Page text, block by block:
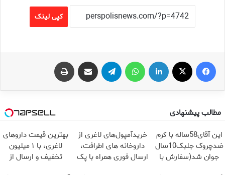
کپی لینک
فیس بوک لینکدین تلگرام اشتراک گذاری از طریق ایمیل
مطالب پیشنهادی
این آقای58ساله با کرم
ضدچروک جلبک10سال
جوان شد(سفارش با
خریدآمپول‌های لاغری از
داروخانه های اطرافت،
ارسال فوری همراه با پک
بهترین قیمت داروهای
لاغری، با ۱ میلیون
تخفیف و ارسال از